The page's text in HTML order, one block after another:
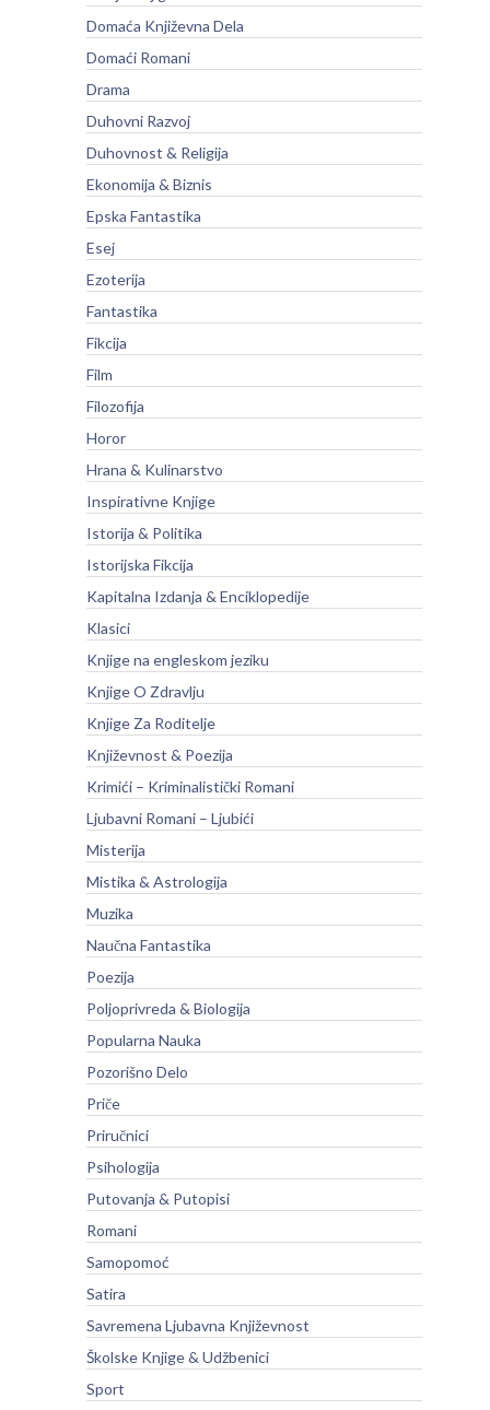
Domaća Književna Dela
Domaći Romani
Drama
Duhovni Razvoj
Duhovnost & Religija
Ekonomija & Biznis
Epska Fantastika
Esej
Ezoterija
Fantastika
Fikcija
Film
Filozofija
Horor
Hrana & Kulinarstvo
Inspirativne Knjige
Istorija & Politika
Istorijska Fikcija
Kapitalna Izdanja & Enciklopedije
Klasici
Knjige na engleskom jeziku
Knjige O Zdravlju
Knjige Za Roditelje
Književnost & Poezija
Krimići – Kriminalistički Romani
Ljubavni Romani – Ljubići
Misterija
Mistika & Astrologija
Muzika
Naučna Fantastika
Poezija
Poljoprivreda & Biologija
Popularna Nauka
Pozorišno Delo
Priče
Priručnici
Psihologija
Putovanja & Putopisi
Romani
Samopomoć
Satira
Savremena Ljubavna Književnost
Školske Knjige & Udžbenici
Sport